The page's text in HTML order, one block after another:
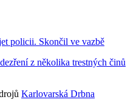
policii. Skončil ve vazbě
z několika trestných činů
Karlovarská Drbna